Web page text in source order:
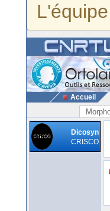
Accueil
Dicosyn
CRISCO